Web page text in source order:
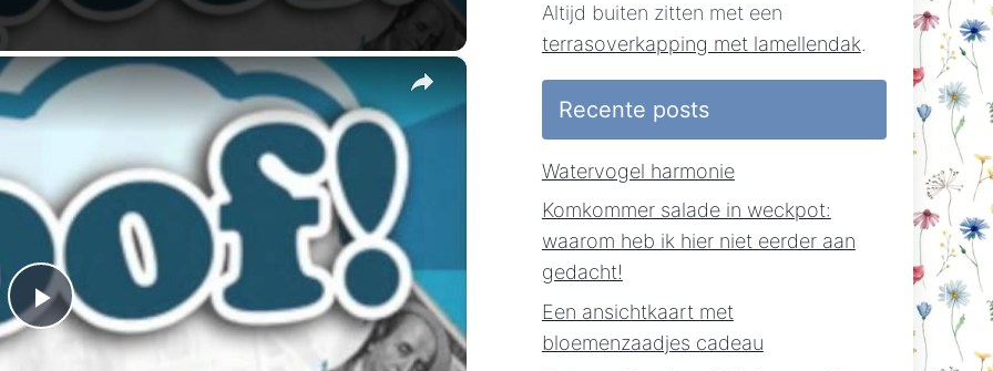
×
Play
Altijd buiten zitten met een
terrasoverkapping met lamellendak.
Recente posts
Watervogel harmonie
Komkommer salade in weckpot:
waarom heb ik hier niet eerder aan
gedacht!
Een ansichtkaart met
bloemenzaadjes cadeau